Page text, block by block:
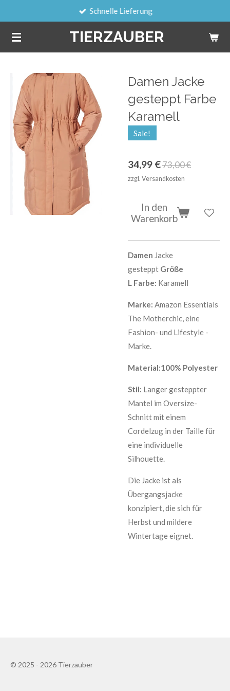
springen
TIERZAUBER
Schnelle Lieferung
Damen Jacke
gesteppt Farbe
Karamell
Sale!
34,99 €73,00 €
zzgl. Versandkosten
In den
Warenkorb
Damen Jacke
gesteppt Größe
L Farbe: Karamell
Marke: Amazon Essentials
The Motherchic, eine
Fashion- und Lifestyle -
Marke.
Material:100% Polyester
Stil: Langer gesteppter
Mantel im Oversize-
Schnitt mit einem
Cordelzug in der Taille für
eine individuelle
Silhouette.
Die Jacke ist als
Übergangsjacke
konzipiert, die sich für
Herbst und mildere
Wintertage eignet.
© 2025 - 2026 Tierzauber